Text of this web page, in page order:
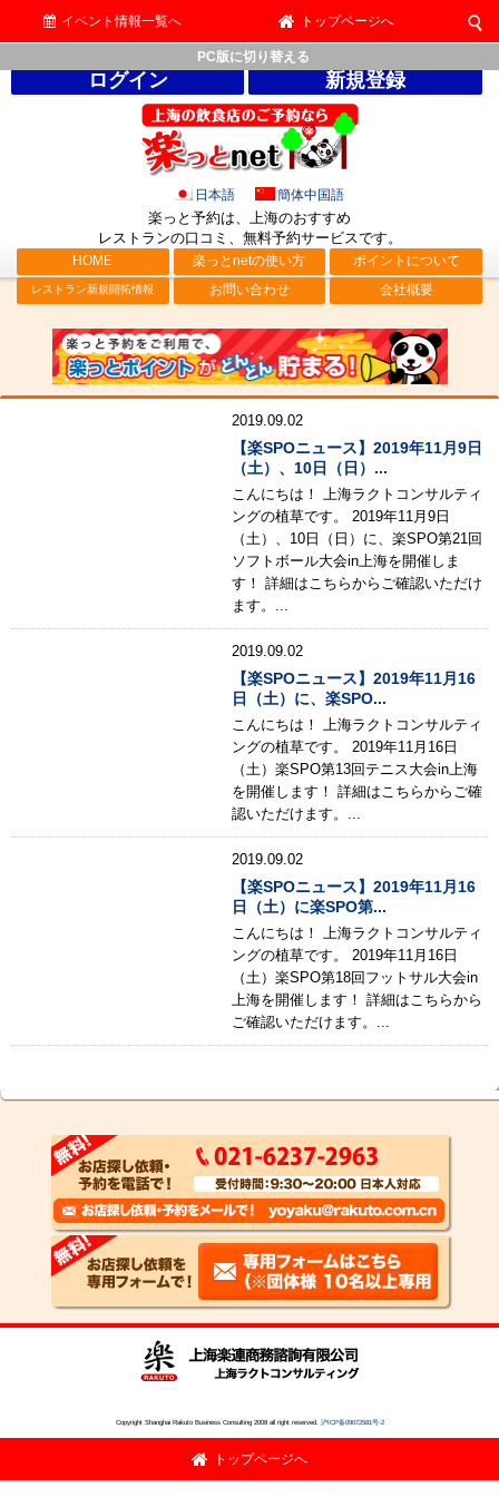
イベント情報一覧へ トップページへ
PC版に切り替える
ログイン 新規登録
日本語 簡体中国語
楽っと予約は、上海のおすすめ
レストランの口コミ、無料予約サービスです。
HOME 楽っとnetの使い方 ポイントについて
レストラン新規開拓情報 お問い合わせ 会社概要
2019.09.02
【楽SPOニュース】2019年11月9日
（土）、10日（日）...
こんにちは！ 上海ラクトコンサルティ
ングの植草です。 2019年11月9日
（土）、10日（日）に、楽SPO第21回
ソフトボール大会in上海を開催しま
す！ 詳細はこちらからご確認いただけ
ます。...
2019.09.02
【楽SPOニュース】2019年11月16
日（土）に、楽SPO...
こんにちは！ 上海ラクトコンサルティ
ングの植草です。 2019年11月16日
（土）楽SPO第13回テニス大会in上海
を開催します！ 詳細はこちらからご確
認いただけます。...
2019.09.02
【楽SPOニュース】2019年11月16
日（土）に楽SPO第...
こんにちは！ 上海ラクトコンサルティ
ングの植草です。 2019年11月16日
（土）楽SPO第18回フットサル大会in
上海を開催します！ 詳細はこちらから
ご確認いただけます。...
Copyright Shanghai Rakuto Business Consulting 2008 all right reserved. 沪ICP备09072581号-2
トップページへ